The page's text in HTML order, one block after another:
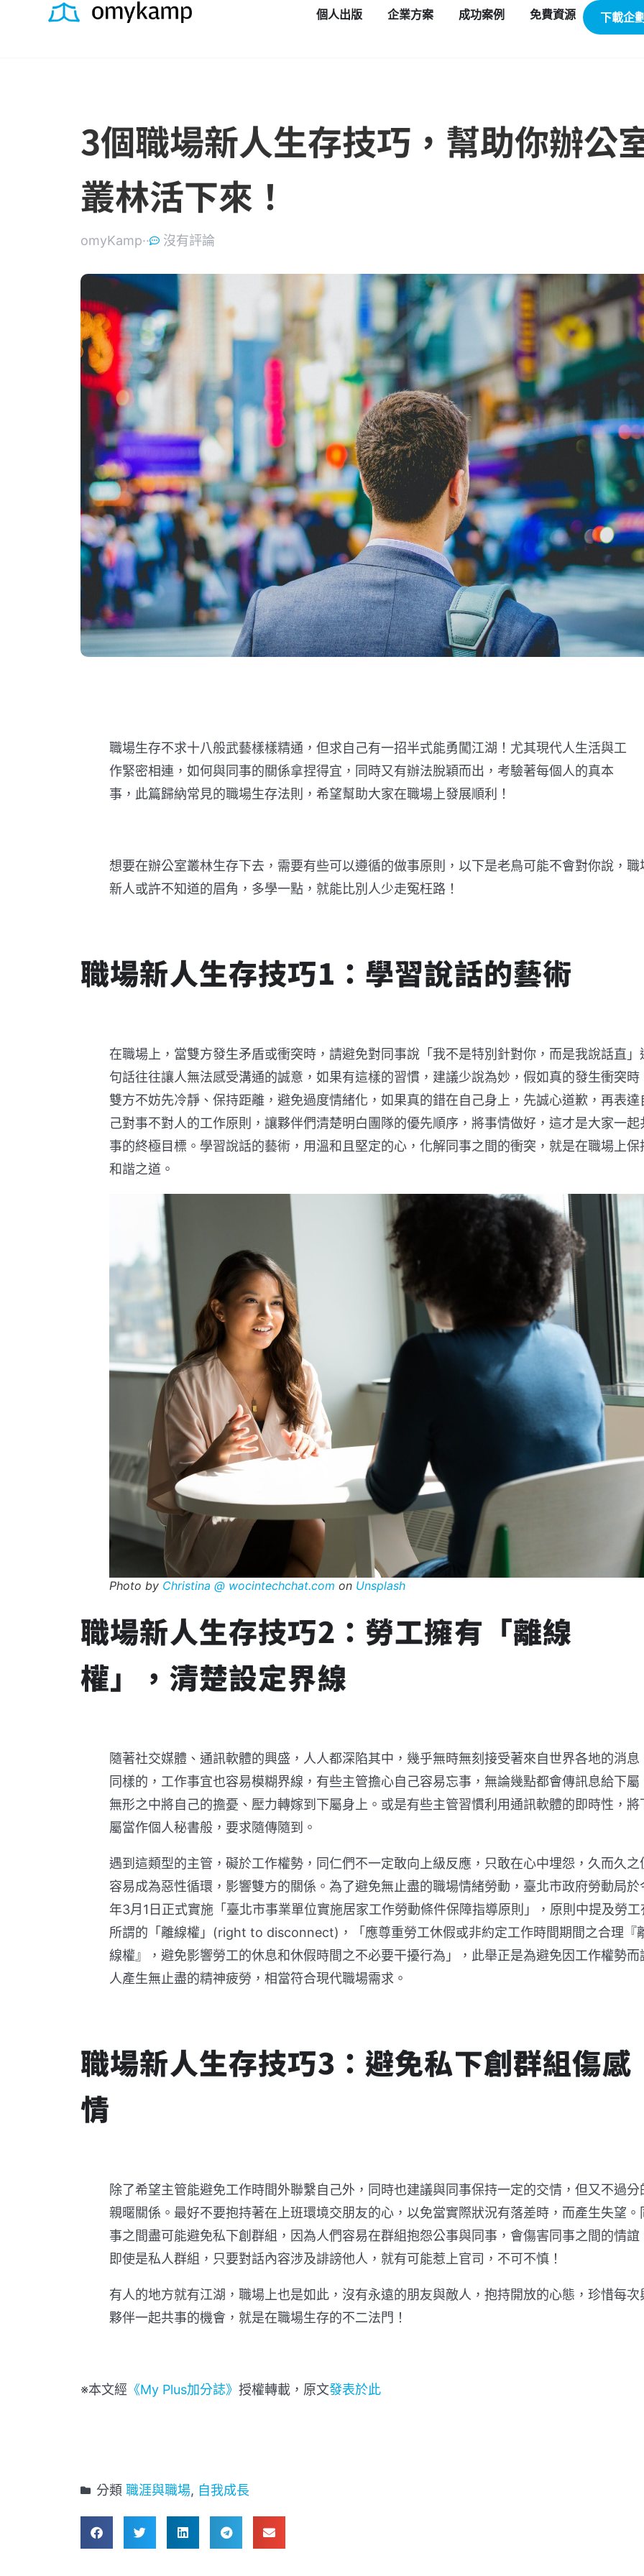
個人出版 企業方案 成功案例 免費資源 下載企
3個職場新人生存技巧，幫助你辦公
叢林活下來！
omyKamp·· 沒有評論
職場生存不求十八般武藝樣樣精通，但求自己有一招半式能勇闖江湖！尤其現代人生活與工
作緊密相連，如何與同事的關係拿捏得宜，同時又有辦法脫穎而出，考驗著每個人的真本
事，此篇歸納常見的職場生存法則，希望幫助大家在職場上發展順利！
想要在辦公室叢林生存下去，需要有些可以遵循的做事原則，以下是老鳥可能不會對你說，職
新人或許不知道的眉角，多學一點，就能比別人少走冤枉路！
職場新人生存技巧1：學習說話的藝術
在職場上，當雙方發生矛盾或衝突時，請避免對同事說「我不是特別針對你，而是我說話直」
句話往往讓人無法感受溝通的誠意，如果有這樣的習慣，建議少說為妙，假如真的發生衝突時
雙方不妨先冷靜、保持距離，避免過度情緒化，如果真的錯在自己身上，先誠心道歉，再表達
己對事不對人的工作原則，讓夥伴們清楚明白團隊的優先順序，將事情做好，這才是大家一起
事的終極目標。學習說話的藝術，用溫和且堅定的心，化解同事之間的衝突，就是在職場上保
和諧之道。
Photo by Christina @ wocintechchat.com on Unsplash
職場新人生存技巧2： 勞工擁有「離線
權」，清楚設定界線
隨著社交媒體、通訊軟體的興盛，人人都深陷其中，幾乎無時無刻接受著來自世界各地的消息
同樣的，工作事宜也容易模糊界線，有些主管擔心自己容易忘事，無論幾點都會傳訊息給下屬
無形之中將自己的擔憂、壓力轉嫁到下屬身上。或是有些主管習慣利用通訊軟體的即時性，將
屬當作個人秘書般，要求隨傳隨到。
遇到這類型的主管，礙於工作權勢，同仁們不一定敢向上級反應，只敢在心中埋怨，久而久之
容易成為惡性循環，影響雙方的關係。為了避免無止盡的職場情緒勞動，臺北市政府勞動局於
年3月1日正式實施「臺北市事業單位實施居家工作勞動條件保障指導原則」，原則中提及勞工
所謂的「離線權」(right to disconnect)，「應尊重勞工休假或非約定工作時間期間之合理『
線權』，避免影響勞工的休息和休假時間之不必要干擾行為」，此舉正是為避免因工作權勢而
人產生無止盡的精神疲勞，相當符合現代職場需求。
職場新人生存技巧3：避免私下創群組傷感
情
除了希望主管能避免工作時間外聯繫自己外，同時也建議與同事保持一定的交情，但又不過分
親暱關係。最好不要抱持著在上班環境交朋友的心，以免當實際狀況有落差時，而產生失望。
事之間盡可能避免私下創群組，因為人們容易在群組抱怨公事與同事，會傷害同事之間的情誼
即使是私人群組，只要對話內容涉及誹謗他人，就有可能惹上官司，不可不慎！
有人的地方就有江湖，職場上也是如此，沒有永遠的朋友與敵人，抱持開放的心態，珍惜每次
夥伴一起共事的機會，就是在職場生存的不二法門！
※本文經 《My Plus加分誌》 授權轉載，原文發表於此
分類 職涯與職場, 自我成長